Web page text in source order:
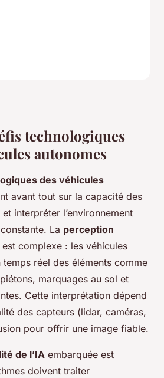
technologiques
autonomes
des véhicules
avant tout sur la capacité des
interpréter l’environnement
La perception
est complexe : les véhicules
réel des éléments comme
marquages au sol et
Cette interprétation dépend
des capteurs (lidar, caméras,
pour offrir une image fiable.
de l’IA embarquée est
doivent traiter